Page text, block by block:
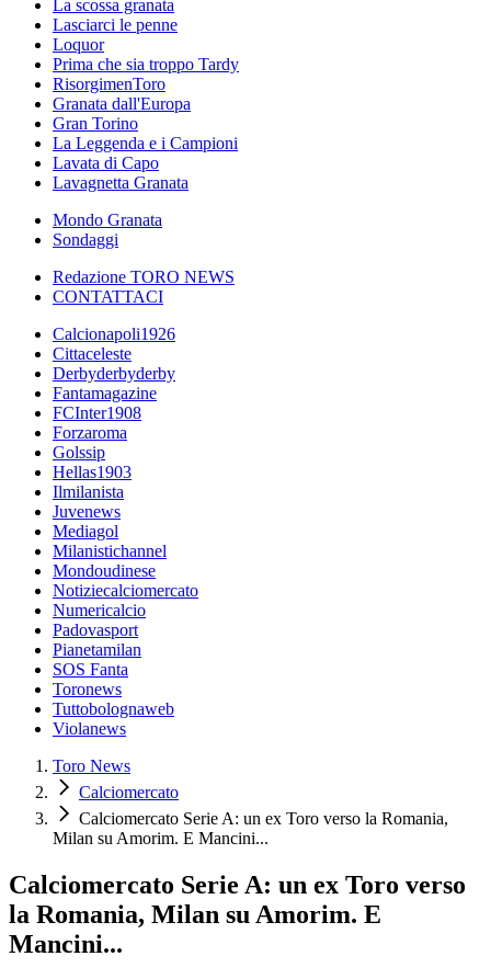
La scossa granata
Lasciarci le penne
Loquor
Prima che sia troppo Tardy
RisorgimenToro
Granata dall'Europa
Gran Torino
La Leggenda e i Campioni
Lavata di Capo
Lavagnetta Granata
Mondo Granata
Sondaggi
Redazione TORO NEWS
CONTATTACI
Calcionapoli1926
Cittaceleste
Derbyderbyderby
Fantamagazine
FCInter1908
Forzaroma
Golssip
Hellas1903
Ilmilanista
Juvenews
Mediagol
Milanistichannel
Mondoudinese
Notiziecalciomercato
Numericalcio
Padovasport
Pianetamilan
SOS Fanta
Toronews
Tuttobolognaweb
Violanews
Toro News
Calciomercato
Calciomercato Serie A: un ex Toro verso la Romania,
Milan su Amorim. E Mancini...
Calciomercato Serie A: un ex Toro verso
la Romania, Milan su Amorim. E
Mancini...